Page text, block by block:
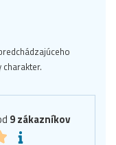
9zákazníkov